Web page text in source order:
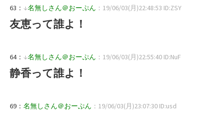
63： ↓名無しさん＠おーぷん ：19/06/03(月)22:48:53 ID:ZSY
友恵って誰よ！
64： ↓名無しさん＠おーぷん ：19/06/03(月)22:55:40 ID:NuF
静香って誰よ！
69： 名無しさん＠おーぷん ：19/06/03(月)23:07:30 ID:usd